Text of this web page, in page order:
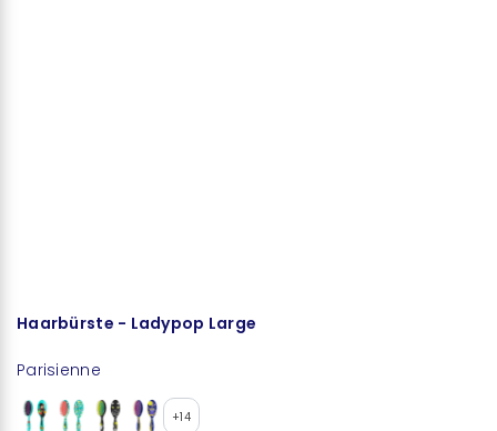
Haarbürste - Ladypop Large
Parisienne
+14